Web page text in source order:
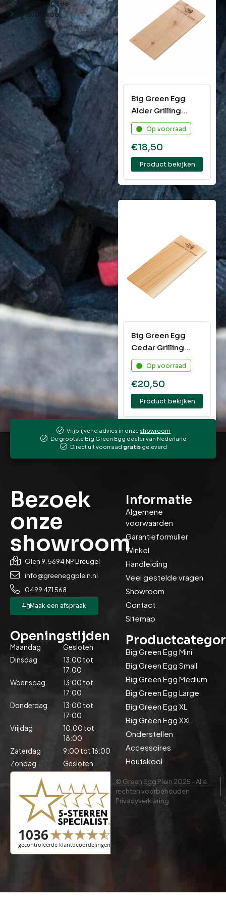
Accessoires
Houtskool
Big Green Egg
Alder Grilling
Planks
Op voorraad
€18,50
Product bekijken
Big Green Egg
Cedar Grilling
Planks
Op voorraad
€20,50
Product bekijken
Vrijblijvend advies in onze showroom
De grootste Big Green Egg dealer van Nederland
Direct uit voorraad gratis geleverd
Bezoek
onze
showroom
Olen 9, 5694 NP Breugel
info@greeneggplein.nl
0499 471 568
Maak een afspraak
Openingstijden
Maandag
Gesloten
Dinsdag
13:00 tot
17:00
Woensdag
13:00 tot
17:00
Donderdag
13:00 tot
17:00
Vrijdag
10:00 tot
18:00
Zaterdag
9:00 tot 16:00
Zondag
Gesloten
Informatie
Algemene
voorwaarden
Garantieformulier
Winkel
Handleiding
Veel gestelde vragen
Showroom
Contact
Sitemap
Big Green Egg Mini
Big Green Egg Small
Big Green Egg Medium
Big Green Egg Large
Big Green Egg XL
Big Green Egg XXL
Onderstellen
Accessoires
Houtskool
© Green Egg Plein 2025 - Alle
rechten voorbehouden
Privacyverklaring